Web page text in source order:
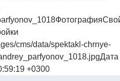
cms/data/spektakl-chrnye-
+0300